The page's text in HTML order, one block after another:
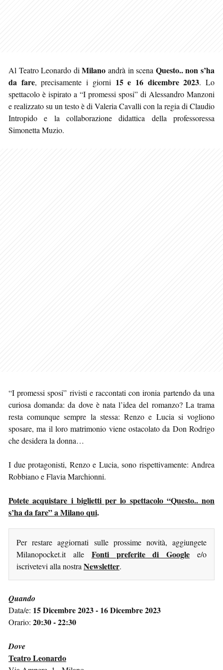
Al Teatro Leonardo diMilano andrà in scena Questo.. non s’ha
da fare, precisamente i giorni 15 e 16 dicembre 2023. Lo
spettacolo è ispirato a “I promessi sposi” di Alessandro Manzoni
e realizzato su un testo è di Valeria Cavalli con la regia di Claudio
Intropido e la collaborazione didattica della professoressa
Simonetta Muzio.
“I promessi sposi” rivisti e raccontati con ironia partendo da una
curiosa domanda: da dove è nata l’idea del romanzo? La trama
resta comunque sempre la stessa: Renzo e Lucia si vogliono
sposare, ma il loro matrimonio viene ostacolato da Don Rodrigo
che desidera la donna…
I due protagonisti, Renzo e Lucia, sono rispettivamente: Andrea
Robbiano e Flavia Marchionni.
Potete acquistare i biglietti per lo spettacolo “Questo.. non
s’ha da fare” a Milano qui.
Per restare aggiornati sulle prossime novità, aggiungete
Milanopocket.it alle Fonti preferite di Google e/o
iscrivetevi alla nostra Newsletter.
Quando
Data/e: 15 Dicembre 2023 - 16 Dicembre 2023
Orario: 20:30 - 22:30
Dove
Teatro Leonardo